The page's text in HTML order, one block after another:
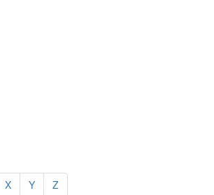
X Y Z